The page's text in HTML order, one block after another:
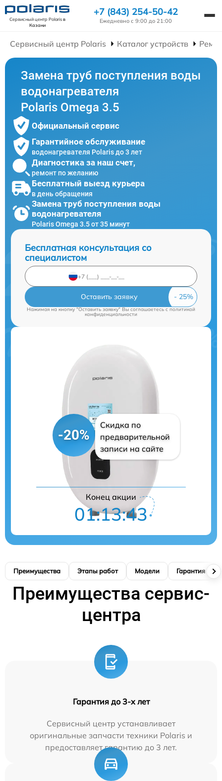
Сервисный центр Polarisв
Казани
+7 (843) 254-50-42
Ежедневно с 9:00 до 21:00
Сервисный центр Polaris Каталог устройств
Замена труб поступления воды
водонагревателя
Polaris Omega 3.5
Официальный сервис
Гарантийное обслуживание
водонагревателя Polaris до 3 лет
Диагностика за наш счет,
ремонт по желанию
Бесплатный выезд курьера
в день обращения
Замена труб поступления воды
водонагревателя
Polaris Omega 3.5 от 35 минут
Бесплатная консультация со
специалистом
Оставить заявку
Нажимая на кнопку "Оставить заявку" Вы соглашаетесь cполитикой
конфиденциальности
-20%
Скидка по
предварительной
записи на сайте
Конец акции
01:13:42
Преимущества Этапы работ Модели Гарантия
Преимущества сервис-
центра
Гарантия до 3-х лет
Сервисный центр устанавливает
оригинальные запчасти техники Polaris и
предоставляет гарантию до 3 лет.